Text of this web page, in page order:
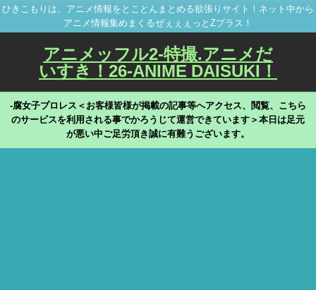
ひきこもりは、アニメ情報をとことんまとめる欲張りサイト！ネット中から
アニメ情報集めまくるぜぇぇぇっとZプラス！
アニメッフル2-特撮.アニメだ
いすき！26-ANIME DAISUKI！
-腐女子プロレス＜お客様皆様が掲載の記事等へアクセス、閲覧、こちら
のサービスを利用される事でかろうじて運営できています＞本日は足元
が悪い中ご足労頂き誠に有難うございます。